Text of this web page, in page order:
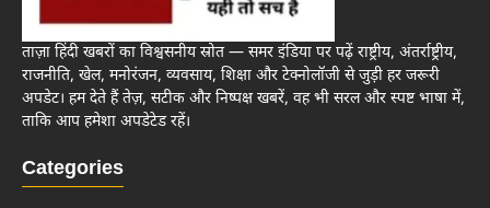
ताज़ा हिंदी खबरों का विश्वसनीय स्रोत — समर इंडिया पर पढ़ें राष्ट्रीय, अंतर्राष्ट्रीय,
राजनीति, खेल, मनोरंजन, व्यवसाय, शिक्षा और टेक्नोलॉजी से जुड़ी हर जरूरी
अपडेट। हम देते हैं तेज़, सटीक और निष्पक्ष खबरें, वह भी सरल और स्पष्ट भाषा में,
ताकि आप हमेशा अपडेटेड रहें।
Categories